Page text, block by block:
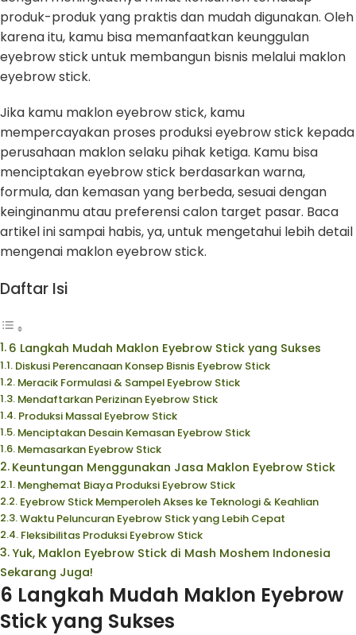
produk-produk yang praktis dan mudah digunakan. Oleh
karena itu, kamu bisa memanfaatkan keunggulan
eyebrow stick untuk membangun bisnis melalui maklon
eyebrow stick.
Jika kamu maklon eyebrow stick, kamu
mempercayakan proses produksi eyebrow stick kepada
perusahaan maklon selaku pihak ketiga. Kamu bisa
menciptakan eyebrow stick berdasarkan warna,
formula, dan kemasan yang berbeda, sesuai dengan
keinginanmu atau preferensi calon target pasar. Baca
artikel ini sampai habis, ya, untuk mengetahui lebih detail
mengenai maklon eyebrow stick.
Daftar Isi
6 Langkah Mudah Maklon Eyebrow Stick yang Sukses
Diskusi Perencanaan Konsep Bisnis Eyebrow Stick
Meracik Formulasi & Sampel Eyebrow Stick
Mendaftarkan Perizinan Eyebrow Stick
Produksi Massal Eyebrow Stick
Menciptakan Desain Kemasan Eyebrow Stick
Memasarkan Eyebrow Stick
Keuntungan Menggunakan Jasa Maklon Eyebrow Stick
Menghemat Biaya Produksi Eyebrow Stick
Eyebrow Stick Memperoleh Akses ke Teknologi & Keahlian
Waktu Peluncuran Eyebrow Stick yang Lebih Cepat
Fleksibilitas Produksi Eyebrow Stick
Yuk, Maklon Eyebrow Stick di Mash Moshem Indonesia
Sekarang Juga!
6 Langkah Mudah Maklon Eyebrow
Stick yang Sukses